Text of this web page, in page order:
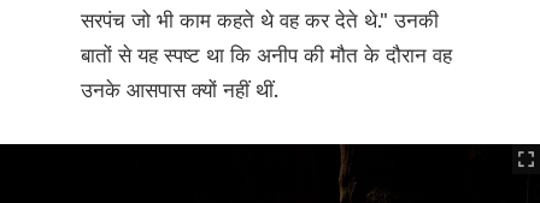
सरपंच जो भी काम कहते थे वह कर देते थे." उनकी
बातों से यह स्पष्ट था कि अनीप की मौत के दौरान वह
उनके आसपास क्यों नहीं थीं.